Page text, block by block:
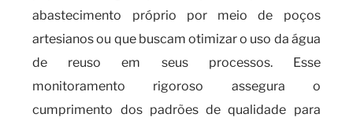
abastecimento próprio por meio de poços
artesianos ou que buscam otimizar o uso da água
de reuso em seus processos. Esse
monitoramento rigoroso assegura o
cumprimento dos padrões de qualidade para